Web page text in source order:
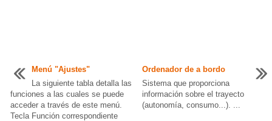
Menú "Ajustes"
La siguiente tabla detalla las
funciones a las cuales se puede
acceder a través de este menú.
Tecla Función correspondiente
Ordenador de a bordo
Sistema que proporciona
información sobre el trayecto
(autonomía, consumo...). ...